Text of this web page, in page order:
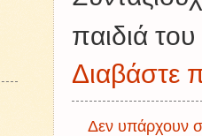
παιδιά
Διαβάστε
Δεν υπάρχουν